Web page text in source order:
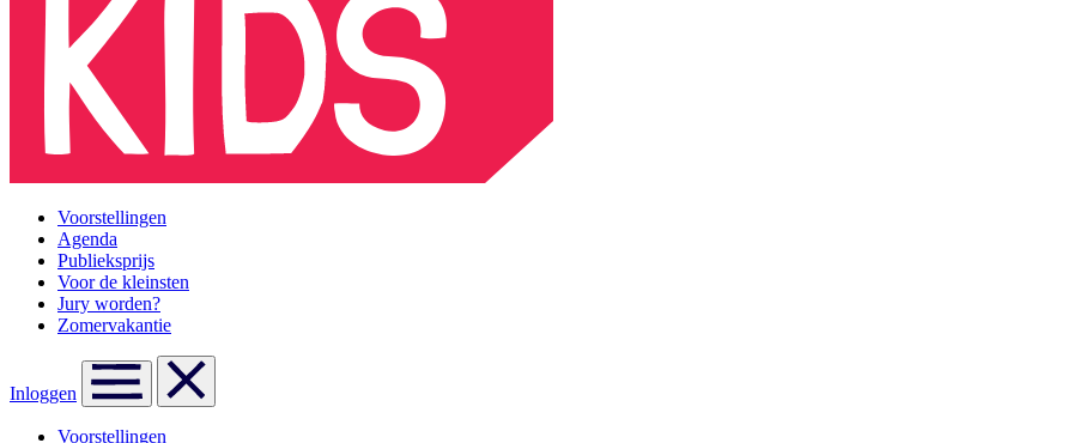
Voorstellingen
Agenda
Publieksprijs
Voor de kleinsten
Jury worden?
Zomervakantie
Inloggen
Voorstellingen